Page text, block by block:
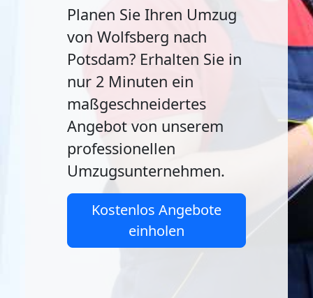
Planen Sie Ihren Umzug
von Wolfsberg nach
Potsdam? Erhalten Sie in
nur 2 Minuten ein
maßgeschneidertes
Angebot von unserem
professionellen
Umzugsunternehmen.
Kostenlos Angebote
einholen